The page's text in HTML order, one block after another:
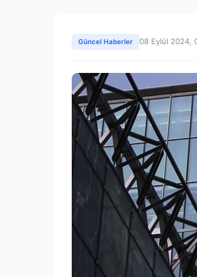
Güncel Haberler 08 Eylül 2024,